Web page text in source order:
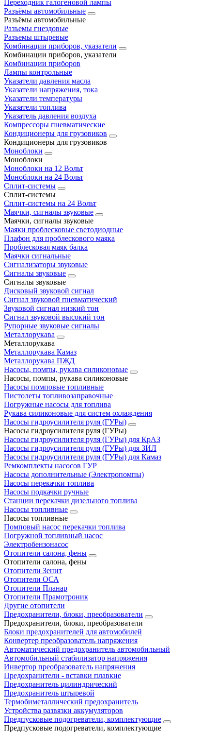
Переходник галогеновой лампы
Разъёмы автомобильные
Разъёмы автомобильные
Разъемы гнездовые
Разъемы штыревые
Комбинации приборов, указатели
Комбинации приборов, указатели
Комбинации приборов
Лампы контрольные
Указатели давления масла
Указатели напряжения, тока
Указатели температуры
Указатели топлива
Указатель давления воздуха
Компрессоры пневматические
Кондиционеры для грузовиков
Кондиционеры для грузовиков
Моноблоки
Моноблоки
Моноблоки на 12 Вольт
Моноблоки на 24 Вольт
Сплит-системы
Сплит-системы
Сплит‑системы на 24 Вольт
Маячки, сигналы звуковые
Маячки, сигналы звуковые
Маяки проблесковые светодиодные
Плафон для проблескового маяка
Проблесковая маяк балка
Маячки сигнальные
Сигнализаторы звуковые
Сигналы звуковые
Сигналы звуковые
Дисковый звуковой сигнал
Сигнал звуковой пневматический
Звуковой сигнал низкий тон
Сигнал звуковой высокий тон
Рупорные звуковые сигналы
Металлорукава
Металлорукава
Металлорукава Камаз
Металлорукава ПЖД
Насосы, помпы, рукава силиконовые
Насосы, помпы, рукава силиконовые
Насосы помповые топливные
Пистолеты топливозаправочные
Погружные насосы для топлива
Рукава силиконовые для систем охлаждения
Насосы гидроусилителя руля (ГУРы)
Насосы гидроусилителя руля (ГУРы)
Насосы гидроусилителя руля (ГУРы) для КрАЗ
Насосы гидроусилителя руля (ГУРы) для ЗИЛ
Насосы гидроусилителя руля (ГУРы) для Камаз
Ремкомплекты насосов ГУР
Насосы дополнительные (Электропомпы)
Насосы перекачки топлива
Насосы подкачки ручные
Станции перекачки дизельного топлива
Насосы топливные
Насосы топливные
Помповый насос перекачки топлива
Погружной топливный насос
Электробензонасос
Отопители салона, фены
Отопители салона, фены
Отопители Зенит
Отопители ОСА
Отопители Планар
Отопители Прамотроник
Другие отопители
Предохранители, блоки, преобразователи
Предохранители, блоки, преобразователи
Блоки предохранителей для автомобилей
Конвертер преобразователь напряжения
Автоматический предохранитель автомобильный
Автомобильный стабилизатор напряжения
Инвертор преобразователь напряжения
Предохранители - вставки плавкие
Предохранитель цилиндрический
Предохранитель штыревой
Термобиметаллический предохранитель
Устройства развязки аккумуляторов
Предпусковые подогреватели, комплектующие
Предпусковые подогреватели, комплектующие